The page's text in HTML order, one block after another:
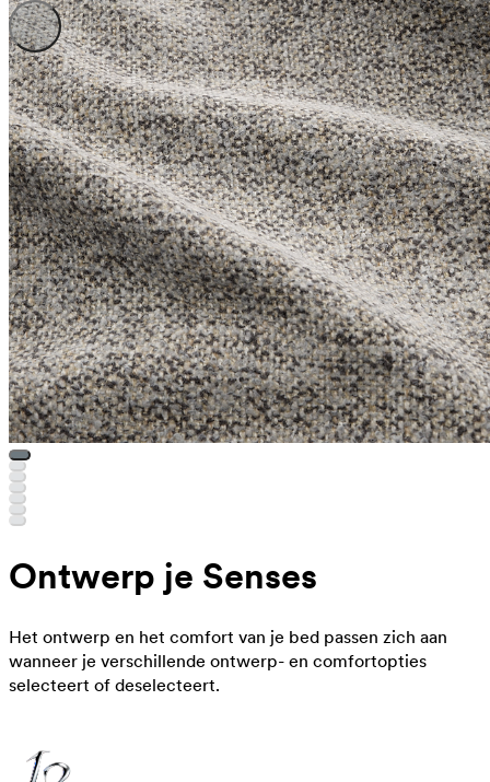
Ontwerp je Senses
Het ontwerp en het comfort van je bed passen zich aan
wanneer je verschillende ontwerp- en comfortopties
selecteert of deselecteert.